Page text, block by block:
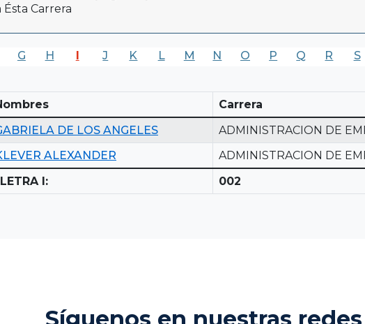
Carrera
G H I J K L M N O P Q R S
Carrera
DE LOS ANGELES ADMINISTRACION DE
ALEXANDER ADMINISTRACION DE
I:
002
Síguenos en nuestras redes